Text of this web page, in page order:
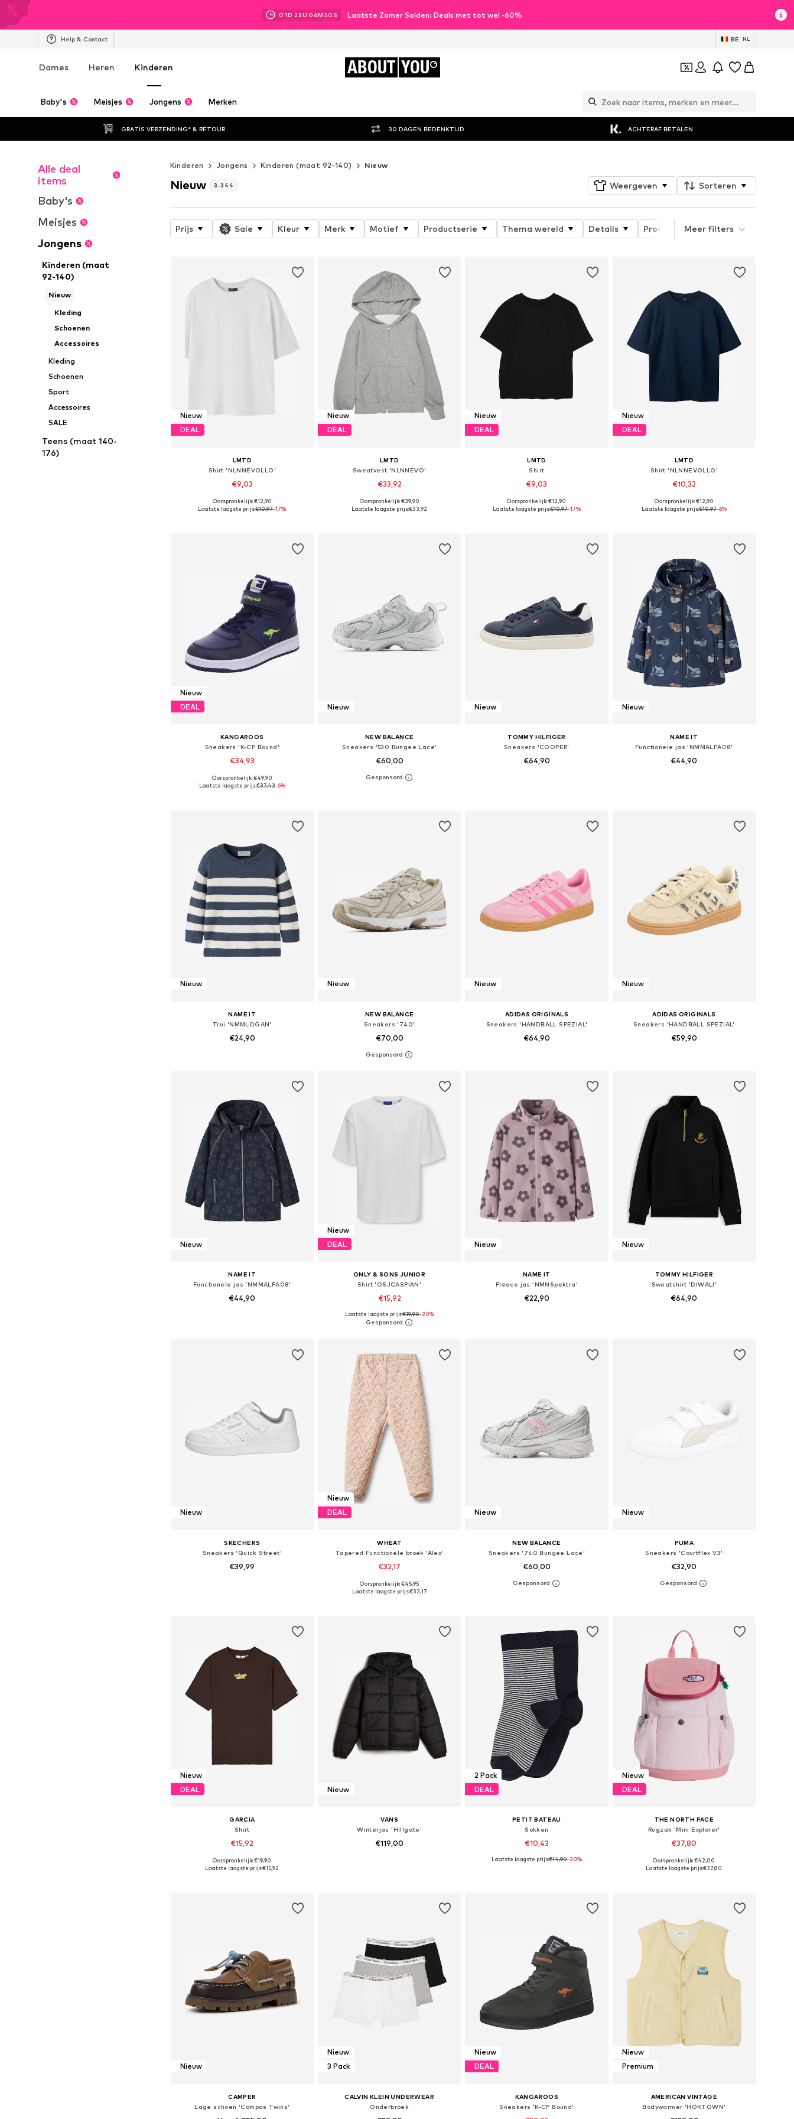
01D 23U 06M 47 S Laatste Zomer Solden: Deals met tot wel -60%
Help & Contact BE NL
Dames Heren Kinderen ABOUT YOU
Baby's Meisjes Jongens Merken
GRATIS VERZENDING* & RETOUR 30 DAGEN BEDENKTIJD ACHTERAF BETALEN
Alle deal
items
Baby's
Meisjes
Jongens
Kinderen (maat
92-140)
Nieuw
Kleding
Schoenen
Accessoires
Kleding
Schoenen
Sport
Accessoires
SALE
Teens (maat 140-
176)
Kinderen Jongens Kinderen (maat 92-140) Nieuw
Nieuw 3.344 Weergeven Sorteren
Prijs Sale Kleur Merk Motief Productserie Thema wereld Details Producteigenschappen
Meer filters
Nieuw
DEAL
LMTD
Shirt 'NLNNEVOLLO'
€9,03
Oorspronkelijk: €12,90
Laatste laagste prijs:€10,97-17%
Nieuw
DEAL
LMTD
Sweatvest 'NLNNEVO'
€33,92
Beschikbaar in vele maten
Oorspronkelijk: €39,90
Laatste laagste prijs:€33,92
Nieuw
DEAL
LMTD
Shirt
€9,03
Beschikbaar in vele maten
Oorspronkelijk: €12,90
Laatste laagste prijs:€10,97-17%
Nieuw
DEAL
LMTD
Shirt 'NLNNEVOLLO'
€10,32
Beschikbaar in vele maten
Oorspronkelijk: €12,90
Laatste laagste prijs:€10,97-6%
Nieuw
DEAL
KANGAROOS
Sneakers 'K-CP Bound'
€34,93
+1
Beschikbaar in vele maten
Oorspronkelijk: €49,90
Laatste laagste prijs:€37,43-6%
Nieuw
NEW BALANCE
Sneakers '530 Bungee Lace'
€60,00
Beschikbaar in vele maten
Nieuw
TOMMY HILFIGER
Sneakers 'COOPER'
€64,90
Nieuw
NAME IT
Functionele jas 'NMMALFA08'
€44,90
Nieuw
NAME IT
Trui 'NMMLOGAN'
€24,90
Nieuw
NEW BALANCE
Sneakers '740'
€70,00
+6
Beschikbaar in vele maten
Nieuw
ADIDAS ORIGINALS
Sneakers 'HANDBALL SPEZIAL'
€64,90
Nieuw
ADIDAS ORIGINALS
Sneakers 'HANDBALL SPEZIAL'
€59,90
Nieuw
NAME IT
Functionele jas 'NMMALFA08'
€44,90
Nieuw
DEAL
ONLY & SONS JUNIOR
Shirt 'OSJCASPIAN'
€15,92
Beschikbaar in vele maten
Laatste laagste prijs:€19,90-20%
Nieuw
NAME IT
Fleece jas 'NMNSpektra'
€22,90
Nieuw
TOMMY HILFIGER
Sweatshirt 'DIWALI'
€64,90
Nieuw
SKECHERS
Sneakers 'Quick Street'
€39,99
Nieuw
DEAL
WHEAT
Tapered Functionele broek 'Alex'
€32,17
+4
Beschikbaar in vele maten
Oorspronkelijk: €45,95
Laatste laagste prijs:€32,17
Nieuw
NEW BALANCE
Sneakers '740 Bungee Lace'
€60,00
+7
Beschikbaar in vele maten
Nieuw
PUMA
Sneakers 'Courtflex V3'
€32,90
Beschikbaar in vele maten
Nieuw
DEAL
GARCIA
Shirt
€15,92
Beschikbaar in vele maten
Oorspronkelijk: €19,90
Laatste laagste prijs:€15,92
Nieuw
VANS
Winterjas 'Hillgate'
€119,00
2 Pack
DEAL
PETIT BATEAU
Sokken
€10,43
Laatste laagste prijs:€14,90-30%
Nieuw
DEAL
THE NORTH FACE
Rugzak 'Mini Explorer'
€37,80
Beschikbare maten: One Size
Oorspronkelijk: €42,00
Laatste laagste prijs:€37,80
Nieuw
CAMPER
Lage schoen 'Compas Twins'
Nieuw
3 Pack
CALVIN KLEIN UNDERWEAR
Onderbroek
Nieuw
DEAL
KANGAROOS
Sneakers 'K-CP Bound'
Nieuw
Premium
AMERICAN VINTAGE
Bodywarmer 'HOKTOWN'